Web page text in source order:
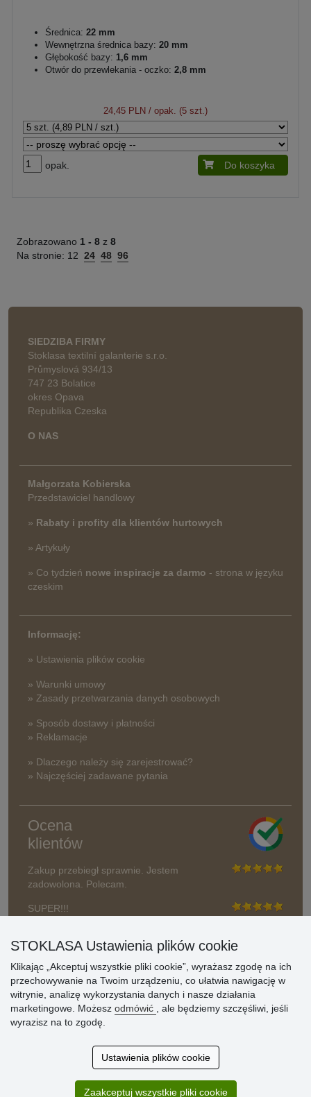
Średnica: 22 mm
Wewnętrzna średnica bazy: 20 mm
Głębokość bazy: 1,6 mm
Otwór do przewlekania - oczko: 2,8 mm
24,45 PLN / opak. (5 szt.)
opak. Do koszyka
Zobrazowano 1 - 8 z 8
Na stronie: 12 24 48 96
SIEDZIBA FIRMY
Stoklasa textilní galanterie s.r.o.
Průmyslová 934/13
747 23 Bolatice
okres Opava
Republika Czeska
O NAS
Małgorzata Kobierska
Przedstawiciel handlowy
» Rabaty i profity dla klientów hurtowych
» Artykuły
» Co tydzień nowe inspiracje za darmo - strona w języku
czeskim
Informację:
» Ustawienia plików cookie
» Warunki umowy
» Zasady przetwarzania danych osobowych
» Sposób dostawy i płatności
» Reklamacje
» Dlaczego należy się zarejestrować?
» Najczęściej zadawane pytania
Ocena
klientów
Zakup przebiegł sprawnie. Jestem
zadowolona. Polecam.
SUPER!!!
Aktualnie 1804 recenzji
STOKLASA Ustawienia plików cookie
Klikając „Akceptuj wszystkie pliki cookie”, wyrażasz zgodę na ich
przechowywanie na Twoim urządzeniu, co ułatwia nawigację w
witrynie, analizę wykorzystania danych i nasze działania
marketingowe. Możesz odmówić
, ale będziemy szczęśliwi, jeśli
wyrazisz na to zgodę.
Ustawienia plików cookie
Zaakceptuj wszystkie pliki cookie